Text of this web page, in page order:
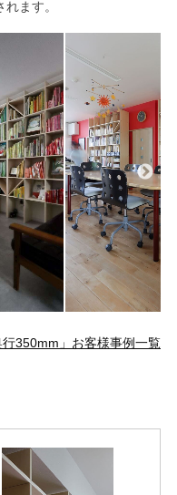
ます。
行350mm」お客様事例一覧